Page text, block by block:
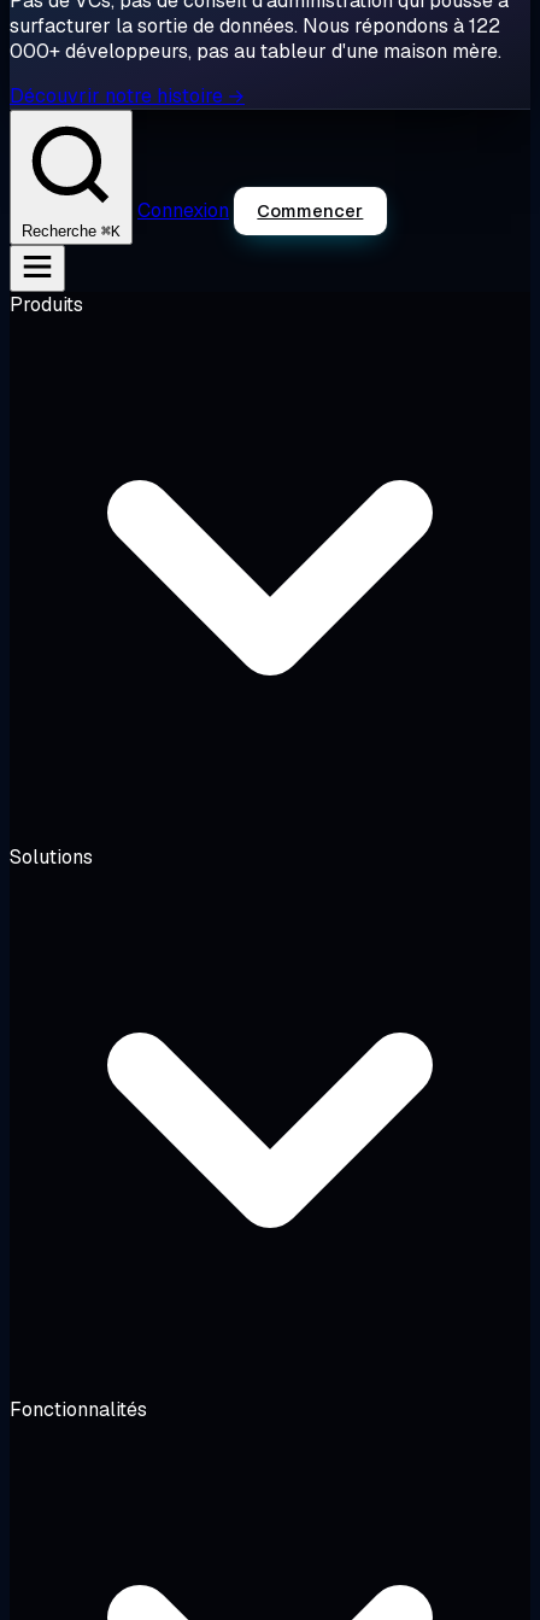
surfacturer la sortie de données. Nous répondons à 122
000+ développeurs, pas au tableur d'une maison mère.
Découvrir notre histoire →
Recherche ⌘K
Connexion Commencer
Produits
Solutions
Fonctionnalités